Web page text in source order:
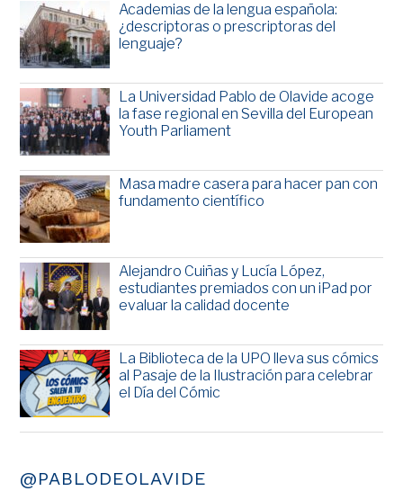
Academias de la lengua española:
¿descriptoras o prescriptoras del
lenguaje?
La Universidad Pablo de Olavide acoge
la fase regional en Sevilla del European
Youth Parliament
Masa madre casera para hacer pan con
fundamento científico
Alejandro Cuiñas y Lucía López,
estudiantes premiados con un iPad por
evaluar la calidad docente
La Biblioteca de la UPO lleva sus cómics
al Pasaje de la Ilustración para celebrar
el Día del Cómic
@PABLODEOLAVIDE